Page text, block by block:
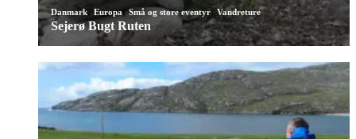
Danmark Europa,Små og store eventyr,Vandreture
Sejerø Bugt Ruten